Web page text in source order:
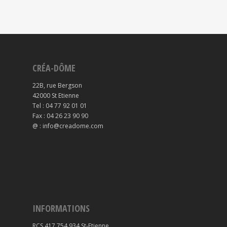
CRÉA-DÔME
22B, rue Bergson
42000 St Etienne
Tel : 04 77 92 01 01
Fax : 04 26 23 90 90
@ : info@creadome.com
INFORMATIONS